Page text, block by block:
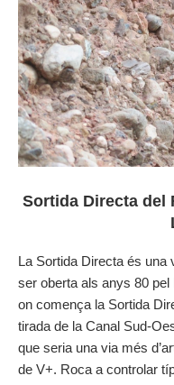
Sortida Directa del
La Sortida Directa és una
ser oberta als anys 80 pel
on comença la Sortida
tirada de la Canal Sud-
que seria una via més
de V+. Roca a controlar